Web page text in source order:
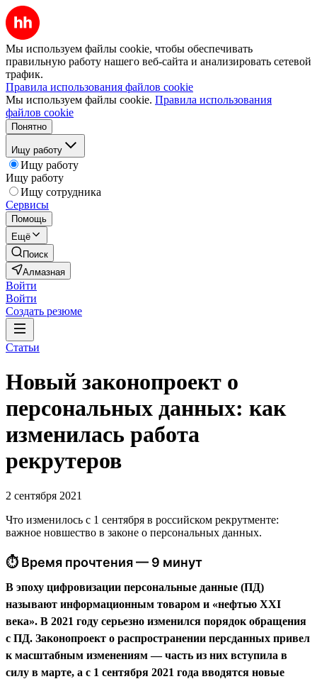
Мы используем файлы cookie, чтобы обеспечивать
правильную работу нашего веб-сайта и анализировать сетевой
трафик.
Правила использования файлов cookie
Мы используем файлы cookie. Правила использования
файлов cookie
Понятно
Ищу работу
Ищу работу
Ищу работу
Ищу сотрудника
Сервисы
Помощь
Ещё
Поиск
Алмазная
Войти
Войти
Создать резюме
Статьи
Новый законопроект о
персональных данных: как
изменилась работа
рекрутеров
2 сентября 2021
Что изменилось с 1 сентября в российском рекрутменте:
важное новшество в законе о персональных данных.
⏱ Время прочтения — 9 минут
В эпоху цифровизации персональные данные (ПД)
называют информационным товаром и «нефтью XXI
века». В 2021 году серьезно изменился порядок обращения
с ПД. Законопроект о распространении персданных привел
к масштабным изменениям — часть из них вступила в
силу в марте, а с 1 сентября 2021 года вводятся новые